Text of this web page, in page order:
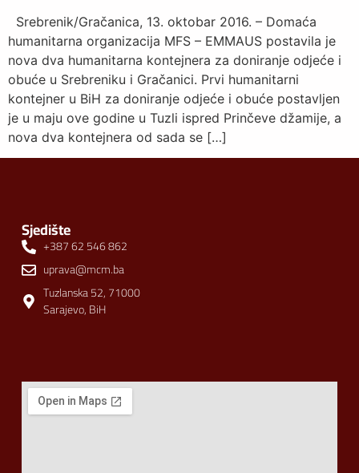
Srebrenik/Gračanica, 13. oktobar 2016. – Domaća
humanitarna organizacija MFS – EMMAUS postavila je
nova dva humanitarna kontejnera za doniranje odjeće i
obuće u Srebreniku i Gračanici. Prvi humanitarni
kontejner u BiH za doniranje odjeće i obuće postavljen
je u maju ove godine u Tuzli ispred Prinčeve džamije, a
nova dva kontejnera od sada se […]
Sjedište
+387 62 546 862
uprava@mcm.ba
Tuzlanska 52, 71000
Sarajevo, BiH